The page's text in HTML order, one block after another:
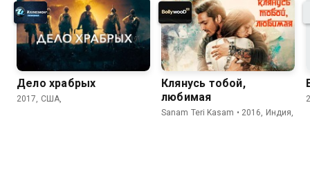
Дело храбрых
2017, США,
Клянусь тобой,
любимая
Sanam Teri Kasam • 2016, Индия,